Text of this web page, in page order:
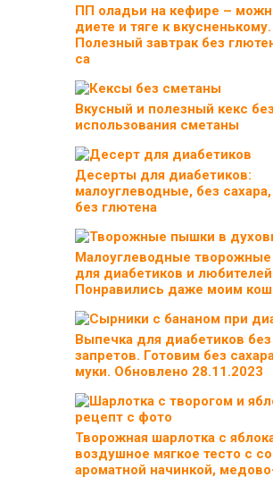
ПП оладьи на кефире –
диете и тяге к вкусненькому.
Полезный завтрак без
са
Вкусный и полезный кекс без
использования сметаны
Десерты для диабетиков:
малоуглеводные, без
без глютена
Малоуглеводные
для диабетиков и
Понравились даже моим
Выпечка для диабетиков без
запретов. Готовим без
муки. Обновлено 28.11.2023
Творожная шарлотка с
воздушное мягкое тесто с
ароматной начинкой,